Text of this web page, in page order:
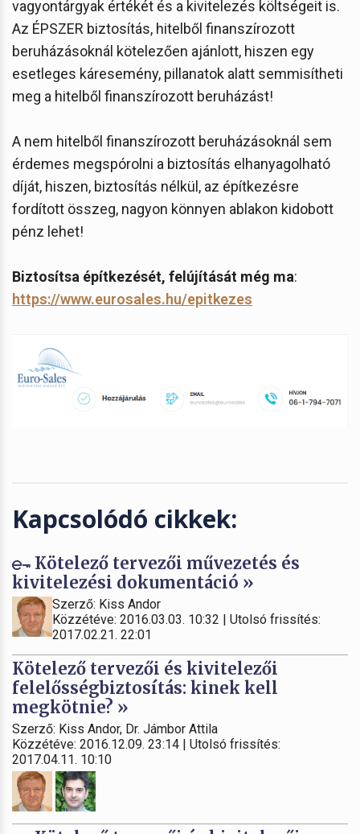
vagyontárgyak értékét és a kivitelezés költségeit is.
Az ÉPSZER biztosítás, hitelből finanszírozott
beruházásoknál kötelezően ajánlott, hiszen egy
esetleges káresemény, pillanatok alatt semmisítheti
meg a hitelből finanszírozott beruházást!
A nem hitelből finanszírozott beruházásoknál sem
érdemes megspórolni a biztosítás elhanyagolható
díját, hiszen, biztosítás nélkül, az építkezésre
fordított összeg, nagyon könnyen ablakon kidobott
pénz lehet!
Biztosítsa építkezését, felújítását még ma:
https://www.eurosales.hu/epitkezes
Kapcsolódó cikkek:
Kötelező tervezői művezetés és
kivitelezési dokumentáció »
Szerző: Kiss Andor
Közzétéve: 2016.03.03. 10:32 | Utolsó frissítés:
2017.02.21. 22:01
Kötelező tervezői és kivitelezői
felelősségbiztosítás: kinek kell
megkötnie? »
Szerző: Kiss Andor, Dr. Jámbor Attila
Közzétéve: 2016.12.09. 23:14 | Utolsó frissítés:
2017.04.11. 10:10